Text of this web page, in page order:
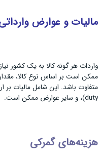
مالیات و عوارض
واردات هر گونه کالا به یک کشور
ممکن است بر اساس نوع کالا،
duty)، و سایر عوارض ممکن است.
هزینه‌های گمرکی